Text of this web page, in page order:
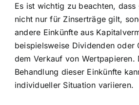
Es ist wichtig zu beachten, dass
nicht nur für Zinserträge gilt,
andere Einkünfte aus
beispielsweise Dividenden oder
dem Verkauf von Wertpapieren.
Behandlung dieser Einkünfte
individueller Situation variieren.